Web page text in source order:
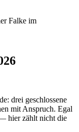
drei geschlossene
mit Anspruch. Egal
hier zählt nicht die